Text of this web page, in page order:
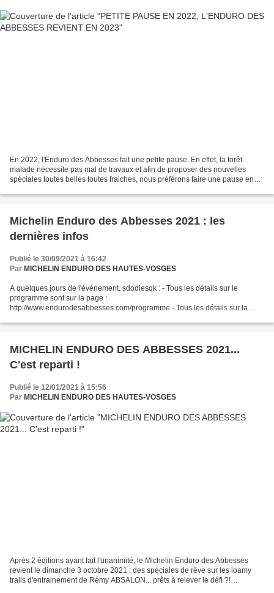
En 2022, l'Enduro des Abbesses fait une petite pause. En effet, la forêt
malade nécessite pas mal de travaux et afin de proposer des nouvelles
spéciales toutes belles toutes fraiches, nous préférons faire une pause en
Michelin Enduro des Abbesses 2021 : les
dernières infos
Publié le 30/09/2021 à 16:42
Par MICHELIN ENDURO DES HAUTES-VOSGES
A quelques jours de l'événement. sdodiesqk : - Tous les détails sur le
programme sont sur la page :
http://www.endurodesabbesses.com/programme - Tous les détails sur la
http://www.endurodesabbesses.com/decouverte...
MICHELIN ENDURO DES ABBESSES 2021...
C'est reparti !
Publié le 12/01/2021 à 15:56
Par MICHELIN ENDURO DES HAUTES-VOSGES
Après 2 éditions ayant fait l'unanimité, le Michelin Enduro des Abbesses
revient le dimanche 3 octobre 2021 : des spéciales de rêve sur les loamy
trails d'entrainement de Rémy ABSALON... prêts à relever le défi ?!